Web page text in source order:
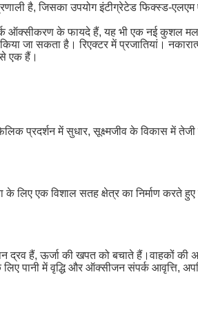
है, जिसका उपयोग इंटीग्रेटेड फिक्स्ड-
ऑक्सीकरण के फायदे हैं, यह भी एक नई कुशल
जा सकता है। रिएक्टर में प्रजातियां।
एक हैं।
प्रदर्शन में सुधार, सूक्ष्मजीव के विकास में
लिए एक विशाल सतह क्षेत्र का निर्माण करते
हैं, ऊर्जा की खपत को बचाते हैं।वाहकों की
पानी में वृद्धि और ऑक्सीजन संपर्क आवृत्ति,